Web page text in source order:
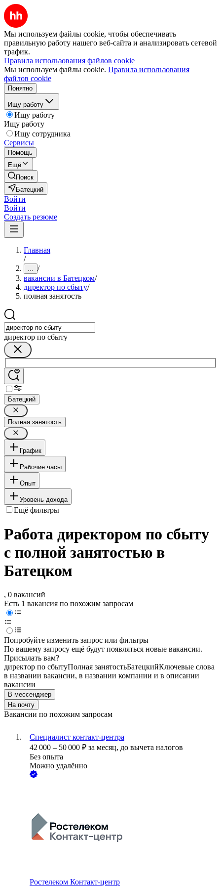
Мы используем файлы cookie, чтобы обеспечивать
правильную работу нашего веб-сайта и анализировать сетевой
трафик.
Правила использования файлов cookie
Мы используем файлы cookie. Правила использования
файлов cookie
Понятно
Ищу работу
Ищу работу
Ищу работу
Ищу сотрудника
Сервисы
Помощь
Ещё
Поиск
Батецкий
Войти
Войти
Создать резюме
Главная
/
... /
вакансии в Батецком/
директор по сбыту/
полная занятость
директор по сбыту
Батецкий
Полная занятость
График
Рабочие часы
Опыт
Уровень дохода
Ещё фильтры
Работа директором по сбыту
с полной занятостью в
Батецком
, 0 вакансий
Есть 1 вакансия по похожим запросам
Попробуйте изменить запрос или фильтры
По вашему запросу ещё будут появляться новые вакансии.
Присылать вам?
директор по сбытуПолная занятостьБатецкийКлючевые слова
в названии вакансии, в названии компании и в описании
вакансии
В мессенджер
На почту
Вакансии по похожим запросам
Специалист контакт-центра
42 000 – 50 000 ₽ за месяц, до вычета налогов
Без опыта
Можно удалённо
Ростелеком Контакт-центр